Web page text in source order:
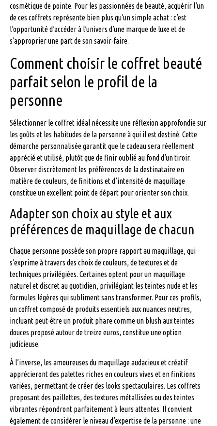
cosmétique de pointe. Pour les passionnées de beauté, acquérir l’un
de ces coffrets représente bien plus qu’un simple achat : c’est
l’opportunité d’accéder à l’univers d’une marque de luxe et de
s’approprier une part de son savoir-faire.
Comment choisir le coffret beauté
parfait selon le profil de la
personne
Sélectionner le coffret idéal nécessite une réflexion approfondie sur
les goûts et les habitudes de la personne à qui il est destiné. Cette
démarche personnalisée garantit que le cadeau sera réellement
apprécié et utilisé, plutôt que de finir oublié au fond d’un tiroir.
Observer discrètement les préférences de la destinataire en
matière de couleurs, de finitions et d’intensité de maquillage
constitue un excellent point de départ pour orienter son choix.
Adapter son choix au style et aux
préférences de maquillage de chacun
Chaque personne possède son propre rapport au maquillage, qui
s’exprime à travers des choix de couleurs, de textures et de
techniques privilégiées. Certaines optent pour un maquillage
naturel et discret au quotidien, privilégiant les teintes nude et les
formules légères qui subliment sans transformer. Pour ces profils,
un coffret composé de produits essentiels aux nuances neutres,
incluant peut-être un produit phare comme un blush aux teintes
douces proposé autour de treize euros, constitue une option
judicieuse.
À l’inverse, les amoureuses du maquillage audacieux et créatif
apprécieront des palettes riches en couleurs vives et en finitions
variées, permettant de créer des looks spectaculaires. Les coffrets
proposant des paillettes, des textures métallisées ou des teintes
vibrantes répondront parfaitement à leurs attentes. Il convient
également de considérer le niveau d’expertise de la personne : une